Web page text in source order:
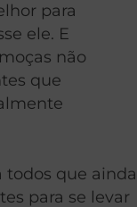
para
ele. E
não
que
que ainda
para se levar